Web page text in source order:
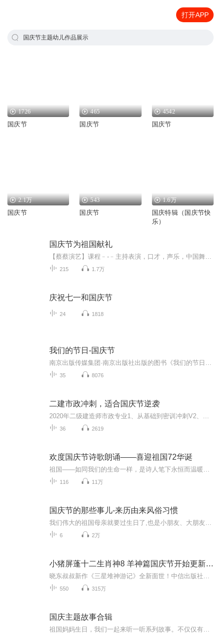
打开APP
国庆节主题幼儿作品展示
1726
国庆节
465
国庆节
4542
国庆节
2.1万
国庆节
543
国庆节
1.6万
国庆特辑（国庆节快
乐）
国庆节为祖国献礼
215 1.7万
庆祝七一和国庆节
24 1818
我们的节日-国庆节
35 8076
二建市政冲刺，适合国庆节逆袭
36 2619
欢度国庆节诗歌朗诵——喜迎祖国72华诞
116 11万
国庆节的那些事儿-来历由来风俗习惯
6 2万
小猪屏蓬十二生肖神8 羊神篇国庆节开始更新啦！
550 315万
国庆主题故事合辑